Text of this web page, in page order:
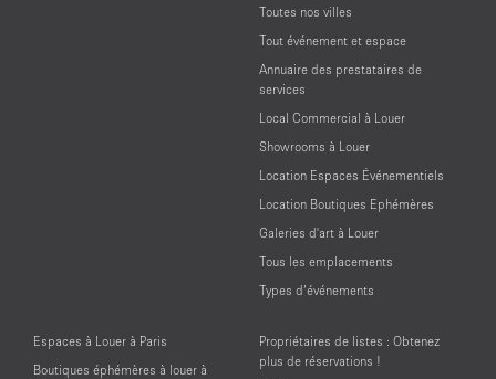
Toutes nos villes
Tout événement et espace
Annuaire des prestataires de
services
Local Commercial à Louer
Showrooms à Louer
Location Espaces Événementiels
Location Boutiques Ephémères
Galeries d'art à Louer
Tous les emplacements
Types d’événements
Espaces à Louer à Paris
Boutiques éphémères à louer à
Propriétaires de listes : Obtenez
plus de réservations !